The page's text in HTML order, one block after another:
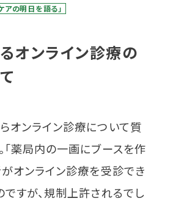
アの明日を語る」
オンライン診療の
オンライン診療について質
「薬局内の一画にブースを作
がオンライン診療を受診でき
ですが、規制上許されるでし